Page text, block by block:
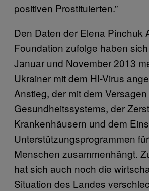
positiven Prostituierten.”
Den Daten der Elena Pinchuk
Foundation zufolge haben
Januar und November 2013
Ukrainer mit dem HI-Virus
Anstieg, der mit dem
Gesundheitssystems, der
Krankenhäusern und dem
Unterstützungsprogrammen
Menschen zusammenhängt.
hat sich auch noch die
Situation des Landes